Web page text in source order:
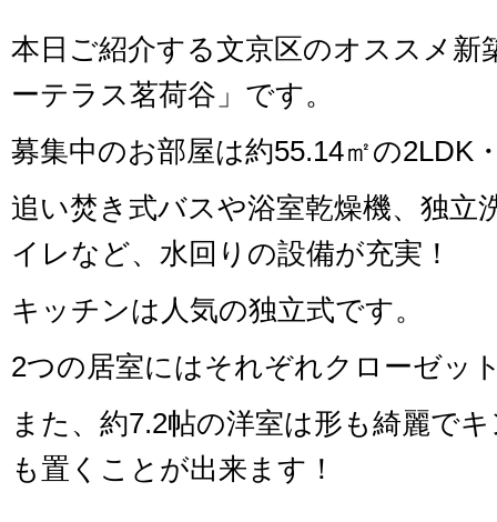
本日ご紹介する文京区のオススメ新
ーテラス茗荷谷」です。
募集中のお部屋は約55.14㎡の2LDK
追い焚き式バスや浴室乾燥機、独立
イレなど、水回りの設備が充実！
キッチンは人気の独立式です。
2つの居室にはそれぞれクローゼッ
また、約7.2帖の洋室は形も綺麗で
も置くことが出来ます！